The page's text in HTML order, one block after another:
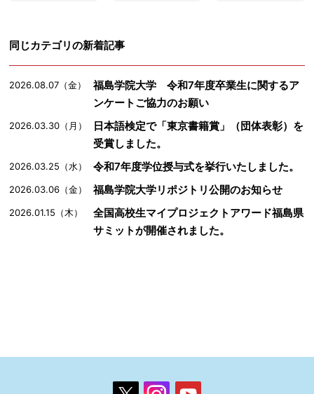
同じカテゴリの新着記事
2026.08.07（金）
福島学院大学 令和7年度卒業生に関するア
ンケートご協力のお願い
2026.03.30（月）
日本語検定で「東京書籍賞」（団体表彰）を
受賞しました。
2026.03.25（水） 令和7年度学位授与式を挙行いたしました。
2026.03.06（金） 福島学院大学リポジトリ公開のお知らせ
2026.01.15（木）
全国高校生マイプロジェクトアワード福島県
サミットが開催されました。